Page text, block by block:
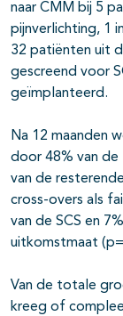
naar CMM bij 5
pijnverlichting, 1
32 patiënten uit
gescreend voor
geïmplanteerd.
Na 12 maanden
door 48% van
van de
cross-overs als
van de SCS en
uitkomstmaat
Van de totale
kreeg of